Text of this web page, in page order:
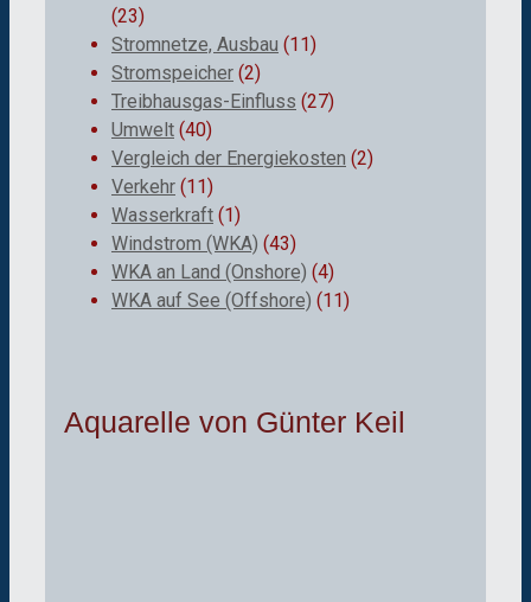
(23)
Stromnetze, Ausbau (11)
Stromspeicher (2)
Treibhausgas-Einfluss (27)
Umwelt (40)
Vergleich der Energiekosten (2)
Verkehr (11)
Wasserkraft (1)
Windstrom (WKA) (43)
WKA an Land (Onshore) (4)
WKA auf See (Offshore) (11)
Aquarelle von Günter Keil